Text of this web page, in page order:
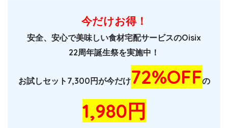
今だけお得！
安全、安心で美味しい食材宅配サービスのOisix
22周年誕生祭を実施中！
お試しセット7,300円が今だけ72%OFFの
1,980円